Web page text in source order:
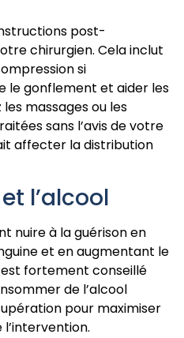
post-
chirurgien. Cela inclut
si
le gonflement et aider les
les massages ou les
sans l’avis de votre
affecter la distribution
l’alcool
nuire à la guérison en
et en augmentant le
fortement conseillé
de l’alcool
pour maximiser